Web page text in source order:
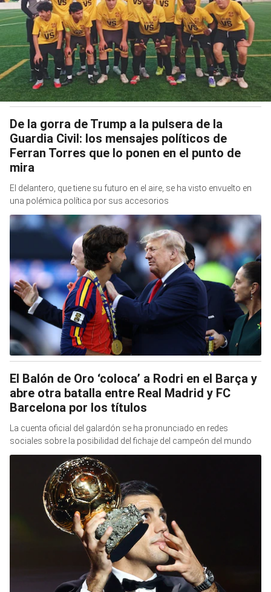
De la gorra de Trump a la pulsera de la
Guardia Civil: los mensajes políticos de
Ferran Torres que lo ponen en el punto de
mira
El delantero, que tiene su futuro en el aire, se ha visto envuelto en
una polémica política por sus accesorios
El Balón de Oro ‘coloca’ a Rodri en el Barça y
abre otra batalla entre Real Madrid y FC
Barcelona por los títulos
La cuenta oficial del galardón se ha pronunciado en redes
sociales sobre la posibilidad del fichaje del campeón del mundo